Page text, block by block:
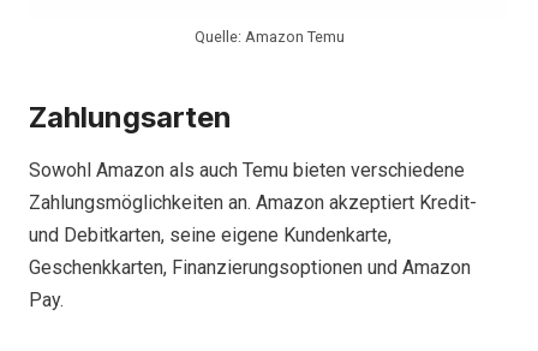
Quelle: Amazon Temu
Zahlungsarten
Sowohl Amazon als auch Temu bieten verschiedene
Zahlungsmöglichkeiten an. Amazon akzeptiert Kredit-
und Debitkarten, seine eigene Kundenkarte,
Geschenkkarten, Finanzierungsoptionen und Amazon
Pay.